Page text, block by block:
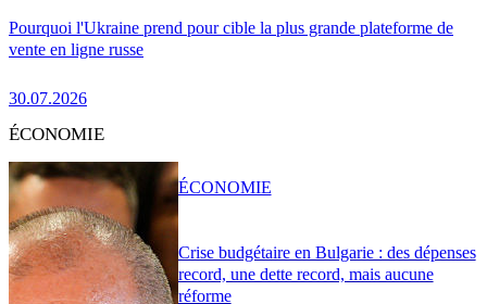
Pourquoi l'Ukraine prend pour cible la plus grande plateforme de
vente en ligne russe
30.07.2026
ÉCONOMIE
Crise budgétaire en Bulgarie : des dépenses
record, une dette record, mais aucune
réforme
ÉCONOMIE